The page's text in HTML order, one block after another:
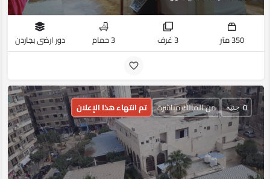
350 متر 3 غرف 3 حمام دور ارضى بجاردن
0 جنيه من المالك مباشرة تم انتهاء هذا الإعلان